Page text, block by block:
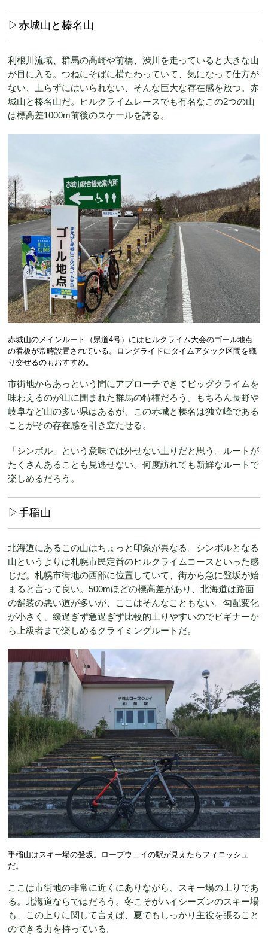
▷赤城山と榛名山
利根川流域、群馬の高崎や前橋、渋川を走っていると大きな山
が目に入る。つねにそばに横たわっていて、気になって仕方が
ない、上らずにはいられない、そんな巨大な存在感を放つ。赤
城山と榛名山だ。ヒルクライムレースでも有名なこの2つの山
は標高差1000m前後のスケールを誇る。
赤城山のメインルート（県道4号）にはヒルクライム大会のゴール地点
の看板が常時設置されている。ロングライドにタイムアタック区間を織
り交ぜるのもおすすめ。
市街地からあっという間にアプローチできてビッグクライムを
味わえるのが山に囲まれた群馬の特権だろう。もちろん長野や
岐阜など山の多い県はあるが、この赤城と榛名は独立峰である
ことがその存在感を引き立たせる。
「シンボル」という意味では外せない上りだと思う。ルートが
たくさんあることも見逃せない。何度訪れても新鮮なルートで
楽しめるだろう。
▷手稲山
北海道にあるこの山はちょっと印象が異なる。シンボルとなる
山というよりは札幌市民定番のヒルクライムコースといった感
じだ。札幌市街地の西部に位置していて、街から急に登坂が始
まると言って良い。500mほどの標高差があり、北海道は路面
の舗装の悪い道が多いが、ここはそんなこともない。勾配変化
が小さく、緩過ぎず急過ぎず比較的上りやすいのでビギナーか
ら上級者まで楽しめるクライミングルートだ。
手稲山はスキー場の登坂。ロープウェイの駅が見えたらフィニッシュ
だ。
ここは市街地の非常に近くにありながら、スキー場の上りであ
る。北海道ならではだろう。冬こそがハイシーズンのスキー場
も、この上りに関して言えば、夏でもしっかり主役を張ること
のできる力を持っている。